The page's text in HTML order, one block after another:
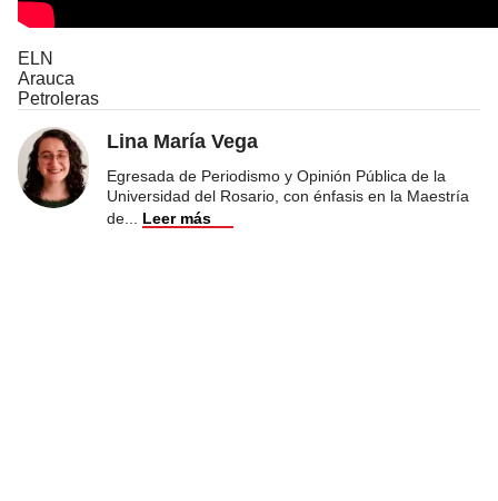
ELN
Arauca
Petroleras
Lina María Vega
Egresada de Periodismo y Opinión Pública de la
Universidad del Rosario, con énfasis en la Maestría
de
Leer más